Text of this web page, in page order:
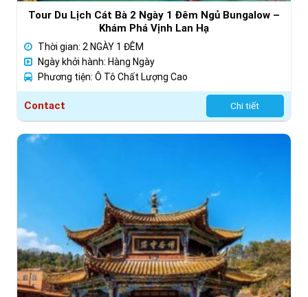
Tour Du Lịch Cát Bà 2 Ngày 1 Đêm Ngủ Bungalow –
Khám Phá Vịnh Lan Hạ
Thời gian: 2 NGÀY 1 ĐÊM
Ngày khởi hành: Hàng Ngày
Phương tiện: Ô Tô Chất Lượng Cao
Contact Chi tiết